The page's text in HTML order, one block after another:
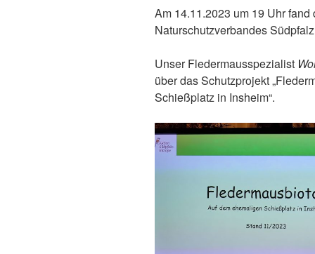
Am 14.11.2023 um 19 Uhr
Naturschutzverbandes
Unser Fledermausspezialist
über das Schutzprojekt
Schießplatz in Insheim“.